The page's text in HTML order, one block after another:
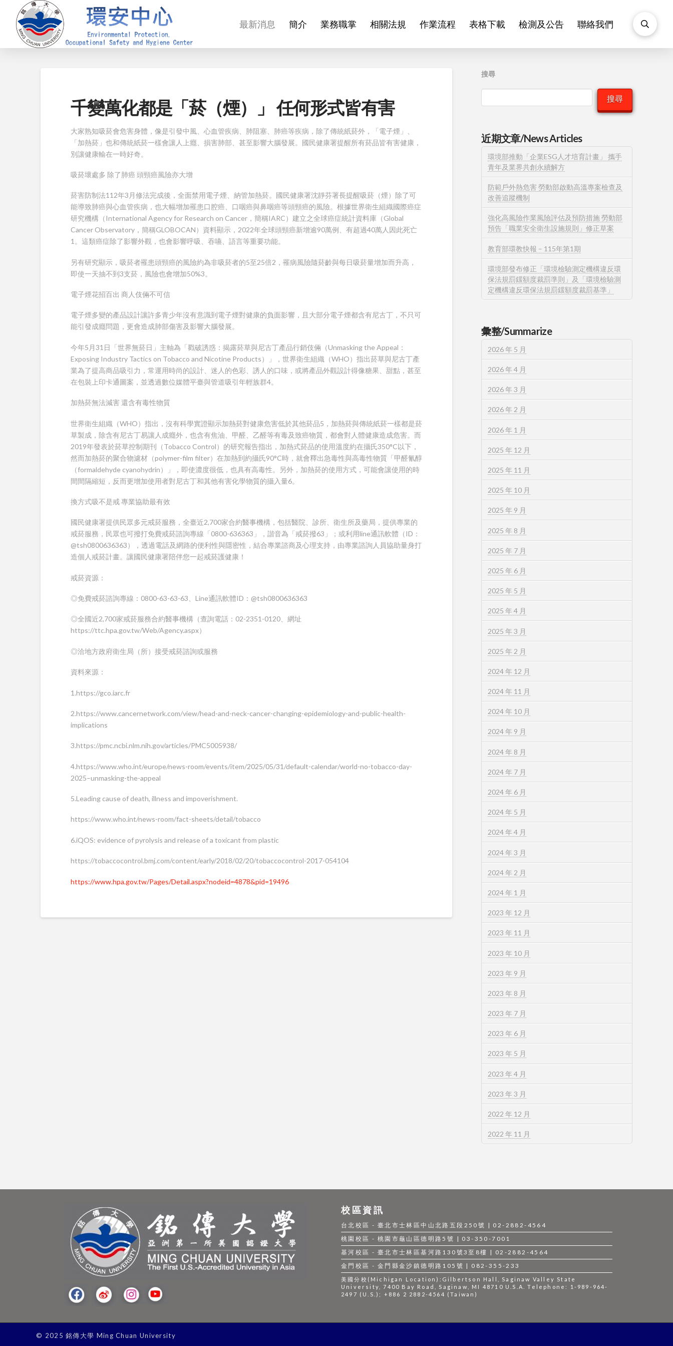
最新消息 簡介 業務職掌 相關法規 作業流程 表格下載 檢測及公告 聯絡我們
千變萬化都是「菸（煙）」 任何形式皆有害
大家熟知吸菸會危害身體，像是引發中風、心血管疾病、肺阻塞、肺癌等疾病，除了傳統紙菸外，「電子煙」、
「加熱菸」也和傳統紙菸一樣會讓人上癮、損害肺部、甚至影響大腦發展。國民健康署提醒所有菸品皆有害健康，
別讓健康輸在一時好奇。
吸菸壞處多 除了肺癌 頭頸癌風險亦大增
菸害防制法112年3月修法完成後，全面禁用電子煙、納管加熱菸。國民健康署沈靜芬署長提醒吸菸（煙）除了可
能導致肺癌與心血管疾病，也大幅增加罹患口腔癌、口咽癌與鼻咽癌等頭頸癌的風險。根據世界衛生組織國際癌症
研究機構（International Agency for Research on Cancer，簡稱IARC）建立之全球癌症統計資料庫（Global
Cancer Observatory，簡稱GLOBOCAN）資料顯示，2022年全球頭頸癌新增逾90萬例、有超過40萬人因此死亡
1。這類癌症除了影響外觀，也會影響呼吸、吞嚥、語言等重要功能。
另有研究顯示，吸菸者罹患頭頸癌的風險約為非吸菸者的5至25倍2，罹病風險隨菸齡與每日吸菸量增加而升高，
即使一天抽不到3支菸，風險也會增加50%3。
電子煙花招百出 商人伎倆不可信
電子煙多變的產品設計讓許多青少年沒有意識到電子煙對健康的負面影響，且大部分電子煙都含有尼古丁，不只可
能引發成癮問題，更會造成肺部傷害及影響大腦發展。
今年5月31日「世界無菸日」主軸為「戳破誘惑：揭露菸草與尼古丁產品行銷伎倆（Unmasking the Appeal：
Exposing Industry Tactics on Tobacco and Nicotine Products）」，世界衛生組織（WHO）指出菸草與尼古丁產
業為了提高商品吸引力，常運用時尚的設計、迷人的色彩、誘人的口味，或將產品外觀設計得像糖果、甜點，甚至
在包裝上印卡通圖案，並透過數位媒體平臺與管道吸引年輕族群4。
加熱菸無法減害 還含有毒性物質
世界衛生組織（WHO）指出，沒有科學實證顯示加熱菸對健康危害低於其他菸品5，加熱菸與傳統紙菸一樣都是菸
草製成，除含有尼古丁易讓人成癮外，也含有焦油、甲醛、乙醛等有毒及致癌物質，都會對人體健康造成危害。而
2019年發表於菸草控制期刊（Tobacco Control）的研究報告指出，加熱式菸品的使用溫度約在攝氏350°C以下，
然而加熱菸的聚合物濾材（polymer-film filter）在加熱到約攝氏90°C時，就會釋出急毒性與高毒性物質「甲醛氰醇
（formaldehyde cyanohydrin）」，即使濃度很低，也具有高毒性。另外，加熱菸的使用方式，可能會讓使用的時
間間隔縮短，反而更增加使用者對尼古丁和其他有害化學物質的攝入量6。
換方式吸不是戒 專業協助最有效
國民健康署提供民眾多元戒菸服務，全臺近2,700家合約醫事機構，包括醫院、診所、衛生所及藥局，提供專業的
戒菸服務，民眾也可撥打免費戒菸諮詢專線「0800-636363」，諧音為「戒菸撥63」；或利用line通訊軟體（ID：
@tsh0800636363），透過電話及網路的便利性與隱密性，結合專業諮商及心理支持，由專業諮詢人員協助量身打
造個人戒菸計畫。讓國民健康署陪伴您一起戒菸護健康！
戒菸資源：
◎免費戒菸諮詢專線：0800-63-63-63、Line通訊軟體ID：@tsh0800636363
◎全國近2,700家戒菸服務合約醫事機構（查詢電話：02-2351-0120、網址
https://ttc.hpa.gov.tw/Web/Agency.aspx）
◎洽地方政府衛生局（所）接受戒菸諮詢或服務
資料來源：
1.https://gco.iarc.fr
2.https://www.cancernetwork.com/view/head-and-neck-cancer-changing-epidemiology-and-public-health-
implications
3.https://pmc.ncbi.nlm.nih.gov/articles/PMC5005938/
4.https://www.who.int/europe/news-room/events/item/2025/05/31/default-calendar/world-no-tobacco-day-
2025–unmasking-the-appeal
5.Leading cause of death, illness and impoverishment.
https://www.who.int/news-room/fact-sheets/detail/tobacco
6.iQOS: evidence of pyrolysis and release of a toxicant from plastic
https://tobaccocontrol.bmj.com/content/early/2018/02/20/tobaccocontrol-2017-054104
https://www.hpa.gov.tw/Pages/Detail.aspx?nodeid=4878&pid=19496
搜尋
搜尋
近期文章/News Articles
環境部推動「企業ESG人才培育計畫」 攜手
青年及業界共創永續解方
防範戶外熱危害 勞動部啟動高溫專案檢查及
改善追蹤機制
強化高風險作業風險評估及預防措施 勞動部
預告「職業安全衛生設施規則」修正草案
教育部環教快報 – 115年第1期
環境部發布修正「環境檢驗測定機構違反環
保法規罰鍰額度裁罰準則」及「環境檢驗測
定機構違反環保法規罰鍰額度裁罰基準」
彙整/Summarize
2026 年 5 月
2026 年 4 月
2026 年 3 月
2026 年 2 月
2026 年 1 月
2025 年 12 月
2025 年 11 月
2025 年 10 月
2025 年 9 月
2025 年 8 月
2025 年 7 月
2025 年 6 月
2025 年 5 月
2025 年 4 月
2025 年 3 月
2025 年 2 月
2024 年 12 月
2024 年 11 月
2024 年 10 月
2024 年 9 月
2024 年 8 月
2024 年 7 月
2024 年 6 月
2024 年 5 月
2024 年 4 月
2024 年 3 月
2024 年 2 月
2024 年 1 月
2023 年 12 月
2023 年 11 月
2023 年 10 月
2023 年 9 月
2023 年 8 月
2023 年 7 月
2023 年 6 月
2023 年 5 月
2023 年 4 月
2023 年 3 月
2022 年 12 月
2022 年 11 月
校區資訊
台北校區 - 臺北市士林區中山北路五段250號 | 02-2882-4564
桃園校區 - 桃園市龜山區德明路5號 | 03-350-7001
基河校區 - 臺北市士林區基河路130號3至8樓 | 02-2882-4564
金門校區 - 金門縣金沙鎮德明路105號 | 082-355-233
美國分校(Michigan Location):Gilbertson Hall, Saginaw Valley State
University, 7400 Bay Road, Saginaw, MI 48710 U.S.A. Telephone: 1-989-964-
2497 (U.S.); +886 2 2882-4564 (Taiwan)
© 2025 銘傳大學 Ming Chuan University